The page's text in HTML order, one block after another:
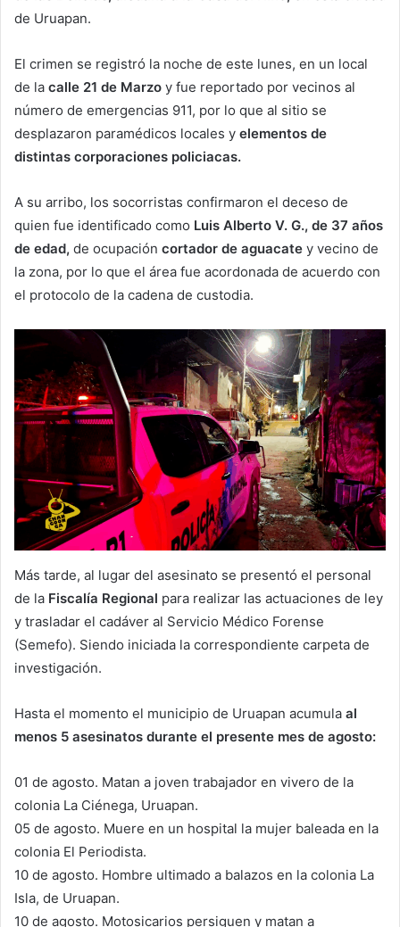
de Uruapan.
El crimen se registró la noche de este lunes, en un local
de la calle 21 de Marzo y fue reportado por vecinos al
número de emergencias 911, por lo que al sitio se
desplazaron paramédicos locales y elementos de
distintas corporaciones policiacas.
A su arribo, los socorristas confirmaron el deceso de
quien fue identificado como Luis Alberto V. G., de 37 años
de edad, de ocupación cortador de aguacate y vecino de
la zona, por lo que el área fue acordonada de acuerdo con
el protocolo de la cadena de custodia.
Más tarde, al lugar del asesinato se presentó el personal
de la Fiscalía Regional para realizar las actuaciones de ley
y trasladar el cadáver al Servicio Médico Forense
(Semefo). Siendo iniciada la correspondiente carpeta de
investigación.
Hasta el momento el municipio de Uruapan acumula al
menos 5 asesinatos durante el presente mes de agosto:
01 de agosto. Matan a joven trabajador en vivero de la
colonia La Ciénega, Uruapan.
05 de agosto. Muere en un hospital la mujer baleada en la
colonia El Periodista.
10 de agosto. Hombre ultimado a balazos en la colonia La
Isla, de Uruapan.
10 de agosto. Motosicarios persiguen y matan a